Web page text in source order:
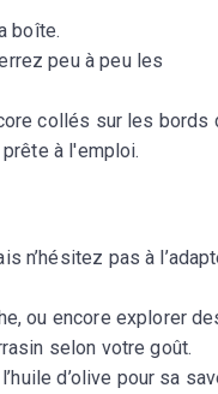
boîte.
peu à peu les
collés sur les bords
à l'emploi.
n’hésitez pas à
ou encore explorer
selon votre goût.
d’olive pour sa
savoir si vous ouvrez les
laquelle vous le faites ainsi
sur le terminal que
politique de
mon cadeau !
pourrez vous désinscrire en
dans la newsletter. Pour en